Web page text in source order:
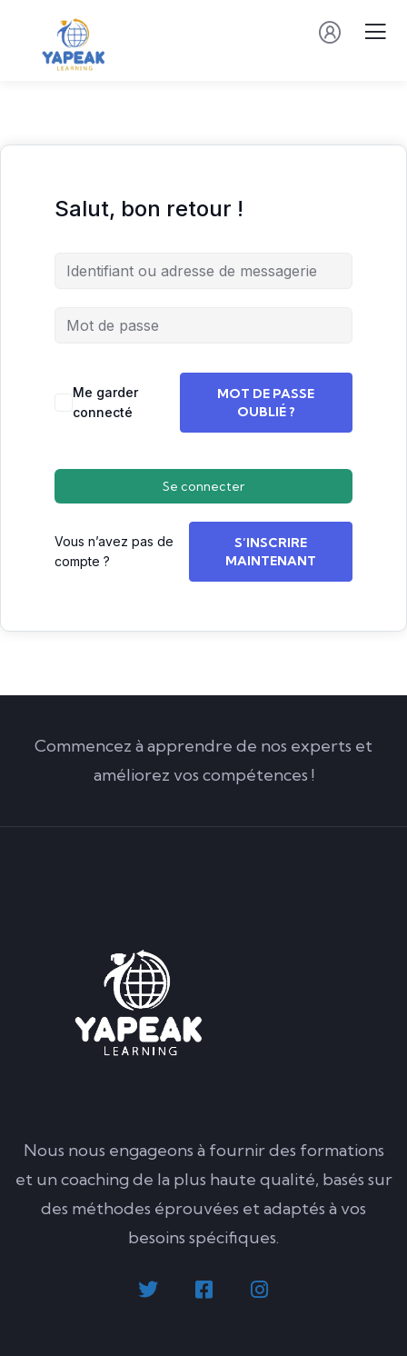
Salut, bon retour !
Me garder
connecté
MOT DE PASSE
OUBLIÉ ?
Se connecter
Vous n’avez pas de
compte ?
S’INSCRIRE
MAINTENANT
Commencez à apprendre de nos experts et
améliorez vos compétences !
Nous nous engageons à fournir des formations
et un coaching de la plus haute qualité, basés sur
des méthodes éprouvées et adaptés à vos
besoins spécifiques.